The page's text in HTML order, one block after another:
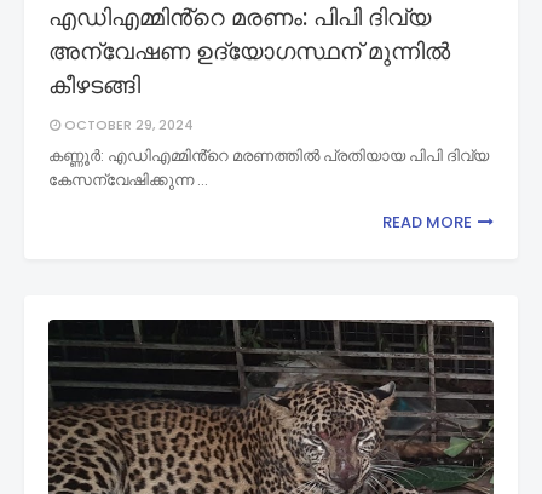
എഡിഎമ്മിൻ്റെ മരണം: പിപി ദിവ്യ
അന്വേഷണ ഉദ്യോഗസ്ഥന് മുന്നിൽ
കീഴടങ്ങി
OCTOBER 29, 2024
കണ്ണൂർ: എഡിഎമ്മിൻ്റെ മരണത്തിൽ പ്രതിയായ പിപി ദിവ്യ
കേസന്വേഷിക്കുന്ന …
READ MORE